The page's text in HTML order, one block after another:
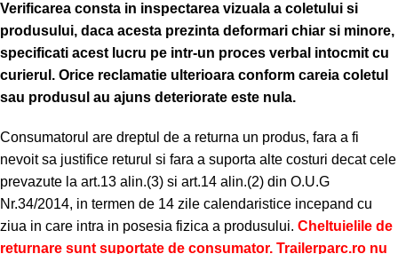
Verificarea consta in inspectarea vizuala a coletului si
produsului, daca acesta prezinta deformari chiar si minore,
specificati acest lucru pe intr-un proces verbal intocmit cu
curierul. Orice reclamatie ulterioara conform careia coletul
sau produsul au ajuns deteriorate este nula.
Consumatorul are dreptul de a returna un produs, fara a fi
nevoit sa justifice returul si fara a suporta alte costuri decat cele
prevazute la art.13 alin.(3) si art.14 alin.(2) din O.U.G
Nr.34/2014, in termen de 14 zile calendaristice incepand cu
ziua in care intra in posesia fizica a produsului. Cheltuielile de
returnare sunt suportate de consumator. Trailerparc.ro nu